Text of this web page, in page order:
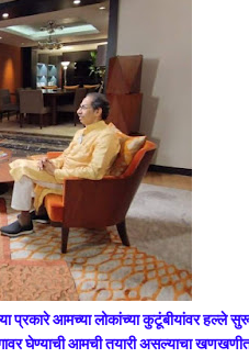
प्रकारे आमच्या लोकांच्या कुटूंबीयांवर हल्ले
घेण्याची आमची तयारी असल्याचा